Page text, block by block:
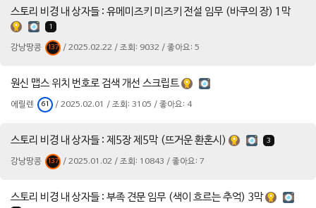
스토리 비경 내 상자들 : 유메미즈키 미즈키 전설 임무 (바쿠의 장) 1막
1
강낭땅콩 137 / 2025.02.22 / 조회: 9032 / 좋아요: 5
원신 맵스 위치 번호로 검색 개선 스크립트
에릴렌 61 / 2025.02.01 / 조회: 3105 / 좋아요: 4
스토리 비경 내 상자들 : 제5장 제5막 (뜨거운 환혼시) 3
강낭땅콩 137 / 2025.01.02 / 조회: 10843 / 좋아요: 7
스토리 비경 내 상자들 : 부족 견문 임무 (색이 흐르는 추억) 3막